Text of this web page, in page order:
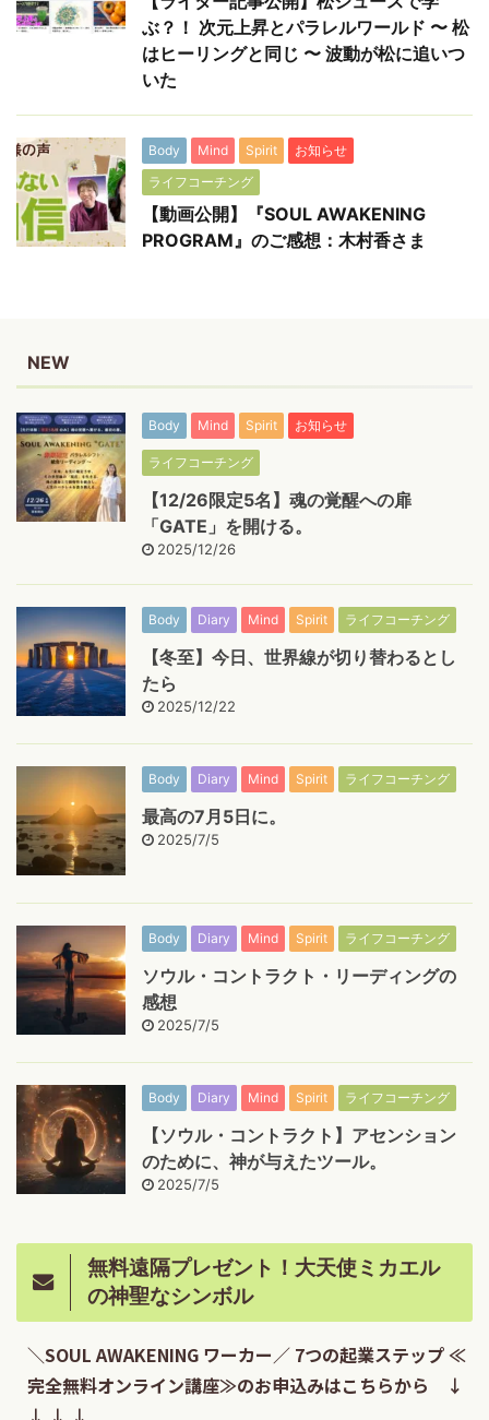
ぶ？！ 次元上昇とパラレルワールド 〜 松
はヒーリングと同じ 〜 波動が松に追いつ
いた
Body Mind Spirit
お知らせ
ライフコーチング
【動画公開】『SOUL AWAKENING
PROGRAM』のご感想：木村香さま
NEW
Body Mind Spirit お知らせ
ライフコーチング
【12/26限定5名】魂の覚醒への扉
「GATE」を開ける。
2025/12/26
Body Diary Mind Spirit ライフコーチング
【冬至】今日、世界線が切り替わるとし
たら
2025/12/22
Body Diary Mind Spirit ライフコーチング
最高の7月5日に。
2025/7/5
Body Diary Mind Spirit ライフコーチング
ソウル・コントラクト・リーディングの
感想
2025/7/5
Body Diary Mind Spirit ライフコーチング
【ソウル・コントラクト】アセンション
のために、神が与えたツール。
2025/7/5
無料遠隔プレゼント！大天使ミカエル
の神聖なシンボル
＼SOUL AWAKENING ワーカー／ 7つの起業ステップ ≪
完全無料オンライン講座≫のお申込みはこちらから ↓